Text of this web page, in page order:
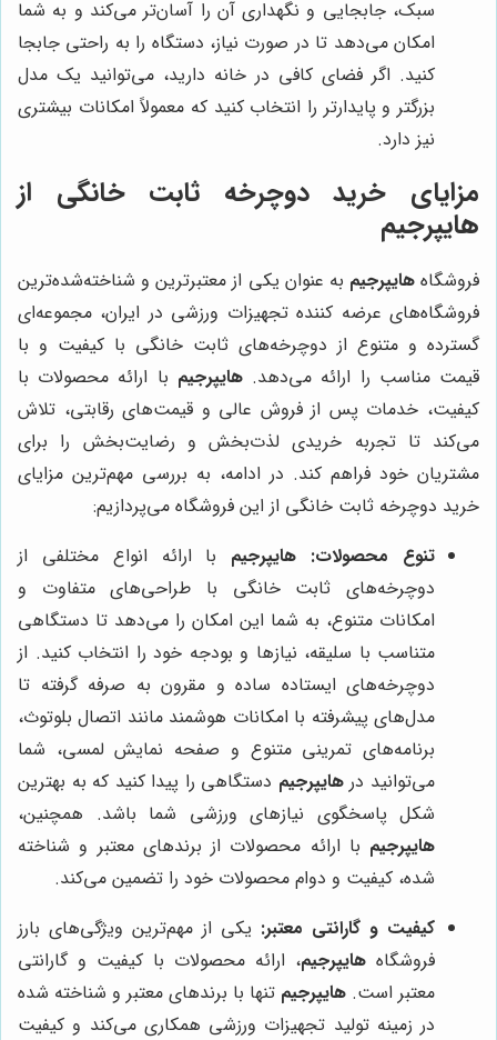
سبک، جابجایی و نگهداری آن را آسان‌تر می‌کند و به شما
امکان می‌دهد تا در صورت نیاز، دستگاه را به راحتی جابجا
کنید. اگر فضای کافی در خانه دارید، می‌توانید یک مدل
بزرگتر و پایدارتر را انتخاب کنید که معمولاً امکانات بیشتری
نیز دارد.
مزایای خرید دوچرخه ثابت خانگی از
هایپرجیم
فروشگاههایپرجیم به عنوان یکی از معتبرترین و شناخته‌شده‌ترین
فروشگاه‌های عرضه کننده تجهیزات ورزشی در ایران، مجموعه‌ای
گسترده و متنوع از دوچرخه‌های ثابت خانگی با کیفیت و با
قیمت مناسب را ارائه می‌دهد.هایپرجیم با ارائه محصولات با
کیفیت، خدمات پس از فروش عالی و قیمت‌های رقابتی، تلاش
می‌کند تا تجربه خریدی لذت‌بخش و رضایت‌بخش را برای
مشتریان خود فراهم کند. در ادامه، به بررسی مهم‌ترین مزایای
خرید دوچرخه ثابت خانگی از این فروشگاه می‌پردازیم:
تنوع محصولات: هایپرجیم با ارائه انواع مختلفی از
دوچرخه‌های ثابت خانگی با طراحی‌های متفاوت و
امکانات متنوع، به شما این امکان را می‌دهد تا دستگاهی
متناسب با سلیقه، نیازها و بودجه خود را انتخاب کنید. از
دوچرخه‌های ایستاده ساده و مقرون به صرفه گرفته تا
مدل‌های پیشرفته با امکانات هوشمند مانند اتصال بلوتوث،
برنامه‌های تمرینی متنوع و صفحه نمایش لمسی، شما
می‌توانید درهایپرجیم دستگاهی را پیدا کنید که به بهترین
شکل پاسخگوی نیازهای ورزشی شما باشد. همچنین،
هایپرجیم با ارائه محصولات از برندهای معتبر و شناخته
شده، کیفیت و دوام محصولات خود را تضمین می‌کند.
کیفیت و گارانتی معتبر: یکی از مهم‌ترین ویژگی‌های بارز
فروشگاه هایپرجیم، ارائه محصولات با کیفیت و گارانتی
معتبر است. هایپرجیم تنها با برندهای معتبر و شناخته شده
در زمینه تولید تجهیزات ورزشی همکاری می‌کند و کیفیت